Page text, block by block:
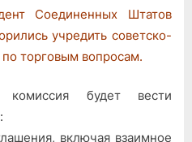
советско-
американской
комиссии
вопросам
Соединенных Штатов
учредить советско-
торговым вопросам.
комиссия будет вести
включая взаимное